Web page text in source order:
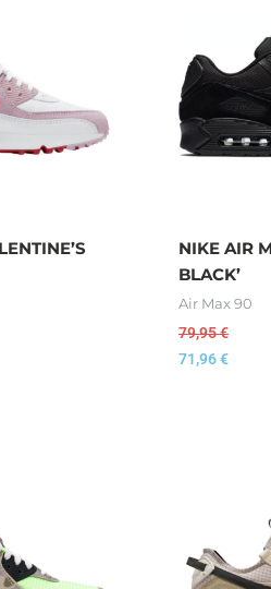
NIKE AIR
BLACK’
Air Max 90
79,95€
71,96€